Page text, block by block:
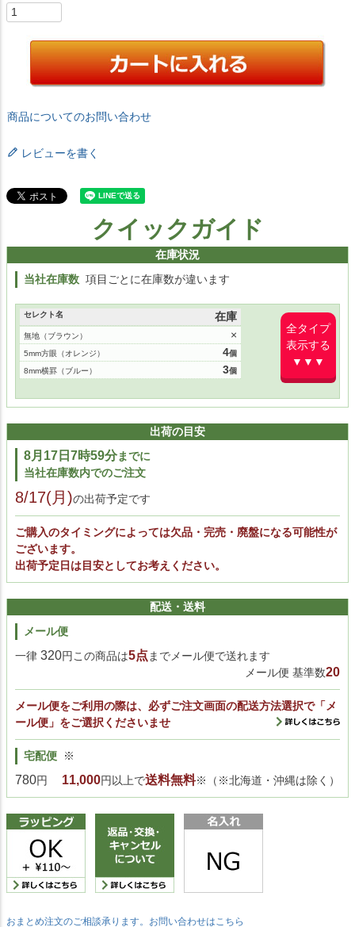
商品についてのお問い合わせ
レビューを書く
クイックガイド
在庫状況
当社在庫数 項目ごとに在庫数が違います
全タイプ
表示する
▼▼▼
セレクト名 在庫
無地（ブラウン） ×
5mm方眼（オレンジ） 4
8mm横罫（ブルー） 3
出荷の目安
8月17日7時59分までに
当社在庫数内でのご注文
8/17(月)の出荷予定です
ご購入のタイミングによっては欠品・完売・廃盤になる可能性が
ございます。
出荷予定日は目安としてお考えください。
配送・送料
メール便
一律 320円この商品は5点 までメール便で送れます
メール便 基準数20
メール便をご利用の際は、必ずご注文画面の配送方法選択で「メ
ール便」をご選択くださいませ
宅配便
780円
※
11,000円以上で送料無料※（※北海道・沖縄は除く）
おまとめ注文のご相談承ります。お問い合わせはこちら